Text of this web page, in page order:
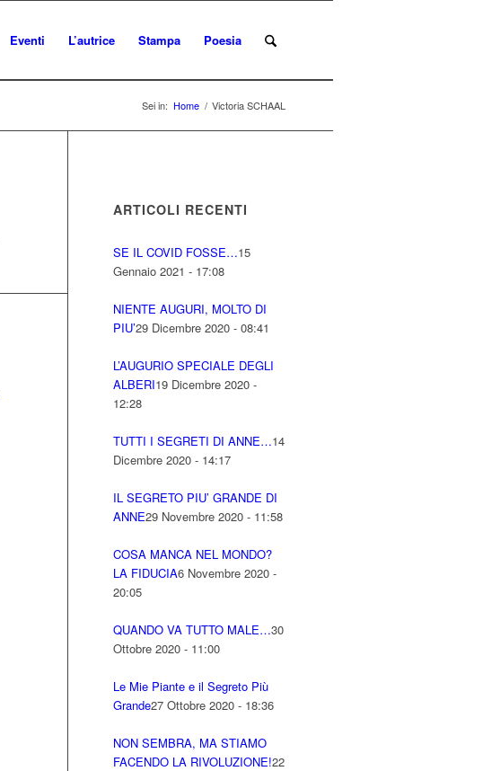
Eventi L’autrice Stampa Poesia
Sei in: Home / Victoria SCHAAL
ARTICOLI RECENTI
SE IL COVID FOSSE…15
Gennaio 2021 - 17:08
NIENTE AUGURI, MOLTO DI
PIU’29 Dicembre 2020 - 08:41
L’AUGURIO SPECIALE DEGLI
ALBERI19 Dicembre 2020 -
12:28
TUTTI I SEGRETI DI ANNE…14
Dicembre 2020 - 14:17
IL SEGRETO PIU’ GRANDE DI
ANNE29 Novembre 2020 - 11:58
COSA MANCA NEL MONDO?
LA FIDUCIA6 Novembre 2020 -
20:05
QUANDO VA TUTTO MALE…30
Ottobre 2020 - 11:00
Le Mie Piante e il Segreto Più
Grande27 Ottobre 2020 - 18:36
NON SEMBRA, MA STIAMO
FACENDO LA RIVOLUZIONE!22